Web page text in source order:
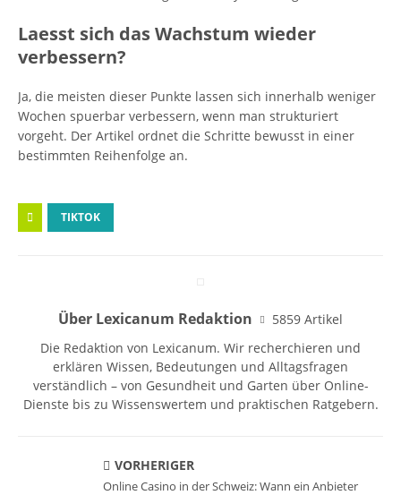
Laesst sich das Wachstum wieder
verbessern?
Ja, die meisten dieser Punkte lassen sich innerhalb weniger
Wochen spuerbar verbessern, wenn man strukturiert
vorgeht. Der Artikel ordnet die Schritte bewusst in einer
bestimmten Reihenfolge an.
TIKTOK
Über Lexicanum Redaktion
5859 Artikel
Die Redaktion von Lexicanum. Wir recherchieren und
erklären Wissen, Bedeutungen und Alltagsfragen
verständlich – von Gesundheit und Garten über Online-
Dienste bis zu Wissenswertem und praktischen Ratgebern.
VORHERIGER
Online Casino in der Schweiz: Wann ein Anbieter